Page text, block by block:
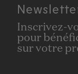
Inscrivez-
pour
sur votre